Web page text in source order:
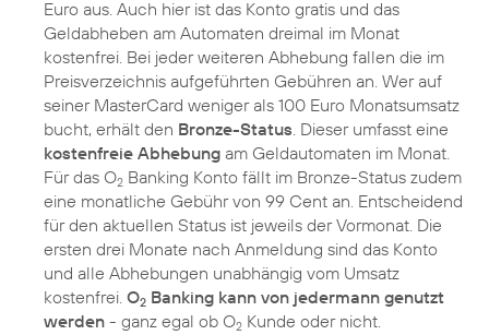
Euro aus. Auch hier ist das Konto gratis und das
Geldabheben am Automaten dreimal im Monat
kostenfrei. Bei jeder weiteren Abhebung fallen die im
Preisverzeichnis aufgeführten Gebühren an. Wer auf
seiner MasterCard weniger als 100 Euro Monatsumsatz
bucht, erhält den Bronze-Status . Dieser umfasst eine
kostenfreie Abhebung am Geldautomaten im Monat.
Für das O2 Banking Konto fällt im Bronze-Status zudem
eine monatliche Gebühr von 99 Cent an. Entscheidend
für den aktuellen Status ist jeweils der Vormonat. Die
ersten drei Monate nach Anmeldung sind das Konto
und alle Abhebungen unabhängig vom Umsatz
kostenfrei. O2 Banking kann von jedermann genutzt
werden - ganz egal ob O2 Kunde oder nicht.